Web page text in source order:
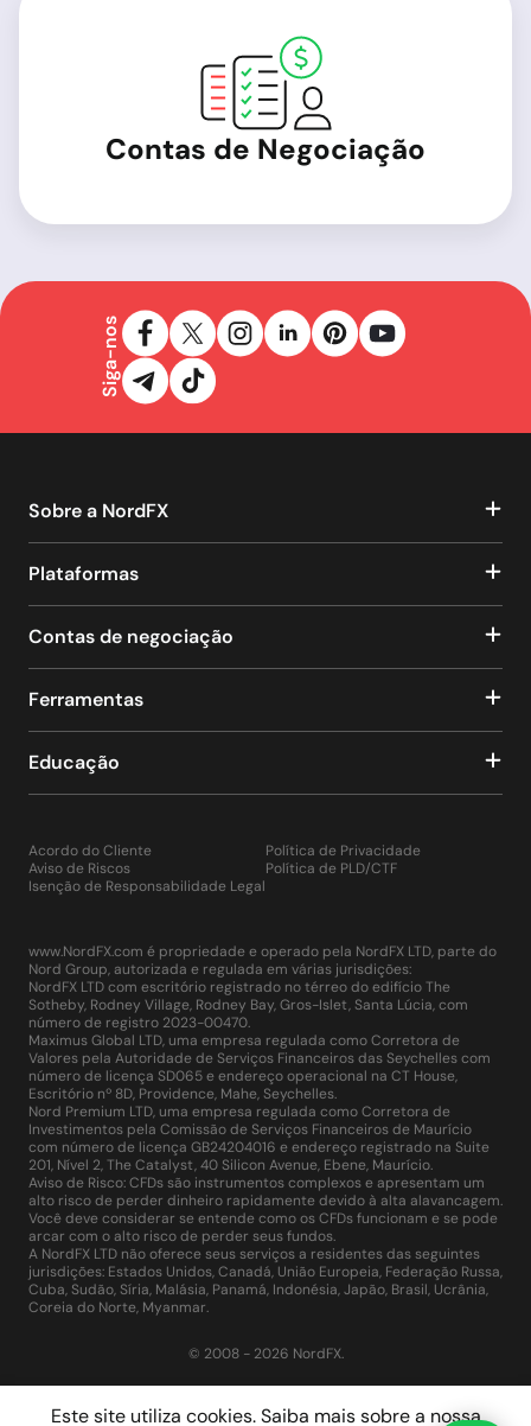
Contas de Negociação
Este site utiliza cookies. Saiba mais sobre a nossa
Siga-nos
Sobre a NordFX
Plataformas
Contas de negociação
Ferramentas
Educação
Acordo do Cliente
Aviso de Riscos
Isenção de Responsabilidade Legal
Política de Privacidade
Política de PLD/CTF
www.NordFX.com é propriedade e operado pela NordFX LTD, parte do
Nord Group, autorizada e regulada em várias jurisdições:
NordFX LTD com escritório registrado no térreo do edifício The
Sotheby, Rodney Village, Rodney Bay, Gros-Islet, Santa Lúcia, com
número de registro 2023-00470.
Maximus Global LTD, uma empresa regulada como Corretora de
Valores pela Autoridade de Serviços Financeiros das Seychelles com
número de licença SD065 e endereço operacional na CT House,
Escritório nº 8D, Providence, Mahe, Seychelles.
Nord Premium LTD, uma empresa regulada como Corretora de
Investimentos pela Comissão de Serviços Financeiros de Maurício
com número de licença GB24204016 e endereço registrado na Suite
201, Nível 2, The Catalyst, 40 Silicon Avenue, Ebene, Maurício.
Aviso de Risco: CFDs são instrumentos complexos e apresentam um
alto risco de perder dinheiro rapidamente devido à alta alavancagem.
Você deve considerar se entende como os CFDs funcionam e se pode
arcar com o alto risco de perder seus fundos.
A NordFX LTD não oferece seus serviços a residentes das seguintes
jurisdições: Estados Unidos, Canadá, União Europeia, Federação Russa,
Cuba, Sudão, Síria, Malásia, Panamá, Indonésia, Japão, Brasil, Ucrânia,
Coreia do Norte, Myanmar.
© 2008 - 2026 NordFX.